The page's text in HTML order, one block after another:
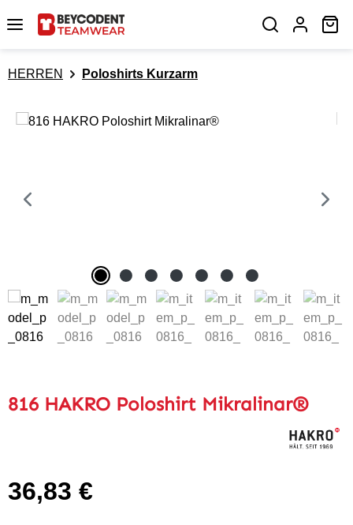
Zum Hauptinhalt springen
HERREN Poloshirts Kurzarm
Bildergalerie überspringen
816 HAKRO Poloshirt Mikralinar®
Regulärer Preis:
36,83 €